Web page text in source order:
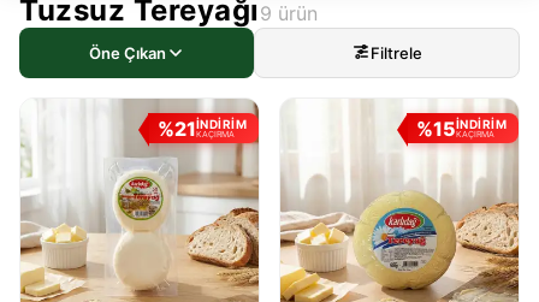
Tuzsuz Tereyağı 9 ürün
Öne Çıkan Filtrele
%21İNDİRİM
KAÇIRMA %15İNDİRİM
KAÇIRMA